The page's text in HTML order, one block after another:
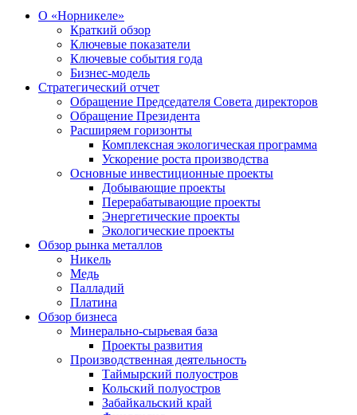
О «Норникеле»
Краткий обзор
Ключевые показатели
Ключевые события года
Бизнес-модель
Стратегический отчет
Обращение Председателя Совета директоров
Обращение Президента
Расширяем горизонты
Комплексная экологическая программа
Ускорение роста производства
Основные инвестиционные проекты
Добывающие проекты
Перерабатывающие проекты
Энергетические проекты
Экологические проекты
Обзор рынка металлов
Никель
Медь
Палладий
Платина
Обзор бизнеса
Минерально-сырьевая база
Проекты развития
Производственная деятельность
Таймырский полуостров
Кольский полуостров
Забайкальский край